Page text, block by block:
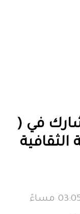
في (
الثقافية